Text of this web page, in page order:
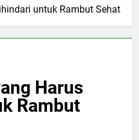
untuk Rambut Sehat
Harus
Rambut